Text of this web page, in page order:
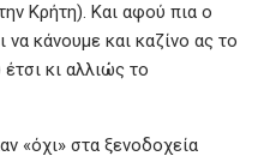
Κρήτη). Και αφού πια ο
κάνουμε και καζίνο ας το
κι αλλιώς το
«όχι» στα ξενοδοχεία